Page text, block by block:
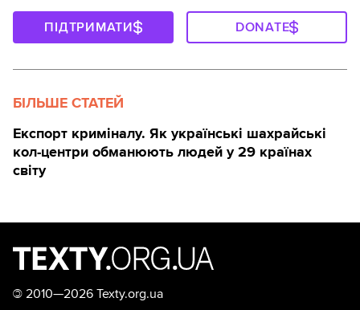
ПІДТРИМАТИ DONATE
БІЛЬШЕ СТАТЕЙ
Експорт криміналу. Як українські шахрайські
кол-центри обманюють людей у 29 країнах
світу
© 2010—2026 Texty.org.ua